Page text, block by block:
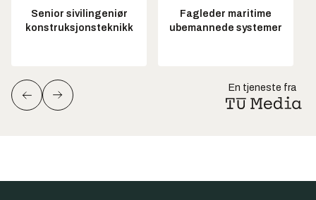
Senior sivilingeniør
konstruksjonsteknikk
Fagleder maritime
ubemannede systemer
En tjeneste fra